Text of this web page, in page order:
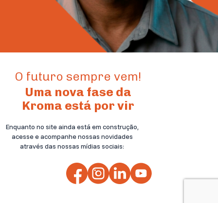
O futuro sempre vem!
Uma nova fase da
Kroma está por vir
Enquanto no site ainda está em construção,
acesse e acompanhe nossas novidades
através das nossas mídias sociais: